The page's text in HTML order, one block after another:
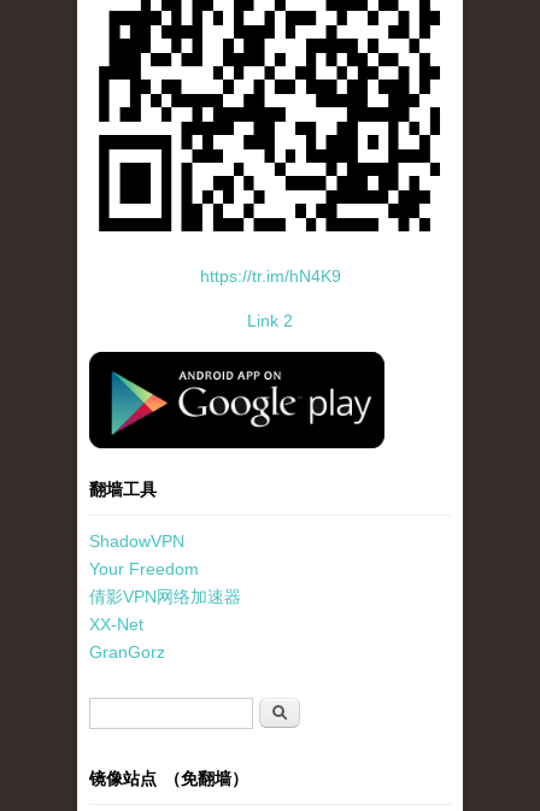
https://tr.im/hN4K9
Link 2
standard-icon-googleplay-app-store.png
翻墙工具
ShadowVPN
Your Freedom
倩影VPN网络加速器
XX-Net
GranGorz
搜索
镜像站点 （免翻墙）